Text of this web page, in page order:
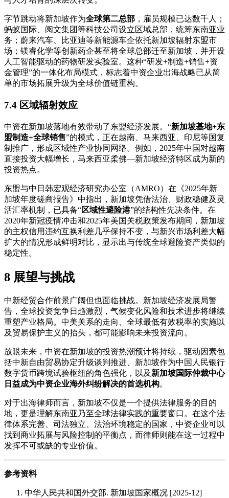
字节跳动将新加坡作为全球第二总部 ，雇员规模已达数千人；
蚂蚁国际、阅文集团等科技公司设立区域总部，统筹东南亚业
务；蔚来汽车、比亚迪等新能源车企依托新加坡辐射东盟市
场；镁睿化学等创新药企甚至将全球总部迁至新加坡，并开设
人工智能驱动的药物研发实验室。这种“研发+制造+销售+资
金管理”的一体化布局模式，标志着中资企业出海战略已从简
单的市场拓展升级为全球价值链重构。
7.4 区域辐射效应
中资在新加坡落地有效带动了东盟经济发展。“新加坡基地+东
盟制造+全球销售”的模式，正在越南、马来西亚、印尼等国复
制推广，形成区域性产业协同网络。例如，2025年中国对越南
直接投资大幅增长，马来西亚柔佛—新加坡经济特区成为新的
投资热点。
东盟与中日韩宏观经济研究办公室（AMRO）在《2025年新
加坡年度磋商报告》中指出，新加坡凭借法治、财政稳健及灵
活汇率机制，已具备“区域性避险港”的结构性先决条件。在
2020年新冠疫情冲击和2025年美国关税政策发布期间，新加坡
的主权信用违约互换利差几乎保持不变，与新兴市场利差大幅
扩大的情况形成鲜明对比，显示出与传统全球避险资产类似的
稳定性。
8 展望与挑战
中新经贸合作前景广阔但也面临挑战。新加坡经济发展局警
告，全球投资竞争日趋激烈，气候变化风险和技术进步将继续
重塑产业格局。中美关系的走向、全球最低有效税率的实施以
及贸易保护主义的抬头，都可能影响未来投资流向。
放眼未来，中资在新加坡的投资热潮预计将持续，驱动因素包
括中新自由贸易协定升级谈判推进、新加坡作为中国人民银行
数字货币跨境试验枢纽的角色强化，以及 新加坡国际仲裁中心
日益成为中资企业海外纠纷解决的首选机构。
对于出海律师而言，新加坡不仅是一个提供法律服务的目的
地，更是理解东南亚乃至全球法律实践的重要窗口。在这个法
律体系完善、司法独立、法治环境稳定的国家，中资企业可以
找到商业拓展与风险控制的平衡点，而律师则能在这一过程中
发挥不可或缺的专业价值。
参考资料
中华人民共和国外交部. 新加坡国家概况 [2025-12]